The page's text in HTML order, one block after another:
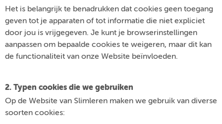
Het is belangrijk te benadrukken dat cookies geen toegang
geven tot je apparaten of tot informatie die niet expliciet
door jou is vrijgegeven. Je kunt je browserinstellingen
aanpassen om bepaalde cookies te weigeren, maar dit kan
de functionaliteit van onze Website beïnvloeden.
2. Typen cookies die we gebruiken
Op de Website van Slimleren maken we gebruik van diverse
soorten cookies: